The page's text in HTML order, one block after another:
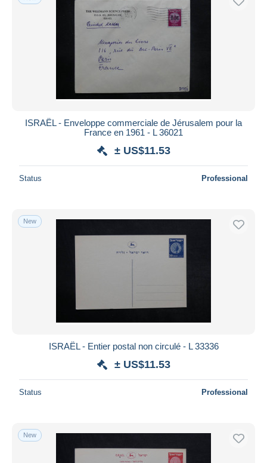
ISRAËL - Enveloppe commerciale de Jérusalem pour la
France en 1961 - L 36021
± US$11.53
Status Professional
New
ISRAËL - Entier postal non circulé - L 33336
± US$11.53
Status Professional
New